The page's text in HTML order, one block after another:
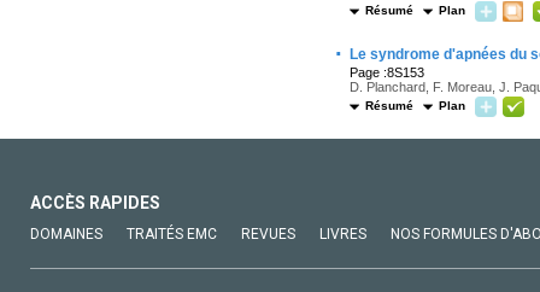
Résumé Plan
· Le syndrome d'apnées du
Page :8S153
D. Planchard, F. Moreau, J.
Résumé Plan
ACCÈS RAPIDES
DOMAINES TRAITÉS EMC REVUES LIVRES NOS FORMULES